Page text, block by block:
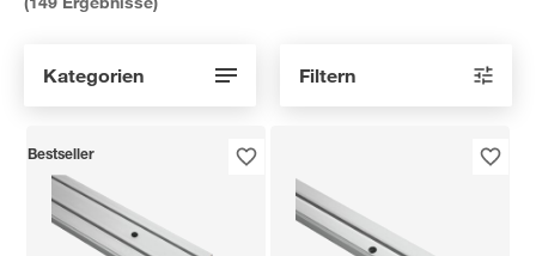
Kategorien Filtern
Bestseller